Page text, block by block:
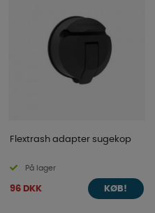
Flextrash adapter sugekop
På lager
96 DKK KØB!